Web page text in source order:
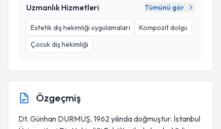
Uzmanlık Hizmetleri Tümünü gör
Estetik diş hekimliği uygulamaları
Kompozit dolgu
Çocuk diş hekimliği
Özgeçmiş
Dt. Günhan DURMUŞ, 1962 yılında doğmuştur. İstanbul